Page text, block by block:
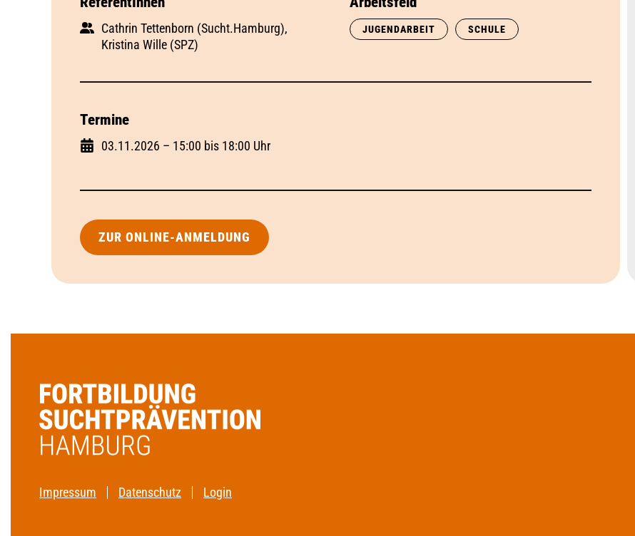
Cathrin Tettenborn (Sucht.Hamburg),
Kristina Wille (SPZ)
JUGENDARBEIT SCHULE
Termine
03.11.2026 – 15:00 bis 18:00 Uhr
ZUR ONLINE-ANMELDUNG
Impressum Datenschutz Login